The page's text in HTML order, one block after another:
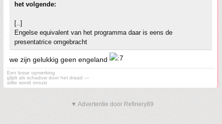
het volgende:
[..]
Engelse equivalent van het programma daar is eens de
presentatrice omgebracht
we zijn gelukkig geen engeland
Een losse opmerking
glijdt als schaduw door het draad —
stilte wordt onrust
▼ Advertentie door Refinery89